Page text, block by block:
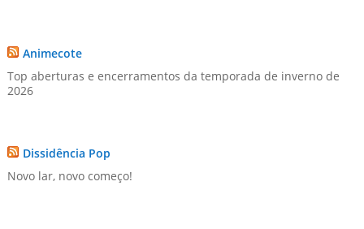
Animecote
Top aberturas e encerramentos da temporada de inverno de
2026
Dissidência Pop
Novo lar, novo começo!